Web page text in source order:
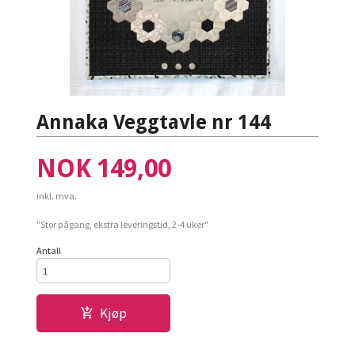
Annaka Veggtavle nr 144
Pris
NOK 149,00
inkl. mva.
"Stor pågang, ekstra leveringstid, 2-4 uker"
Antall
Kjøp